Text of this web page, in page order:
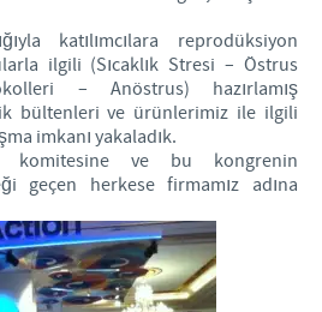
katılımcılara reprodüksiyon
ilgili (Sıcaklık Stresi – Östrus
– Anöstrus) hazırlamış
bültenleri ve ürünlerimiz ile ilgili
imkanı yakaladık.
komitesine ve bu kongrenin
geçen herkese firmamız adına